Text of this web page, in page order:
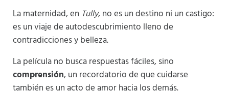
La maternidad, en Tully, no es un destino ni un castigo:
es un viaje de autodescubrimiento lleno de
contradicciones y belleza.
La película no busca respuestas fáciles, sino
comprensión, un recordatorio de que cuidarse
también es un acto de amor hacia los demás.